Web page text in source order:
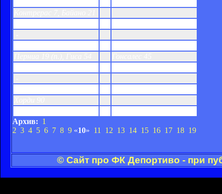
Архив: 1
2 3 4 5 6 7 8 9 «10» 11 12 13 14 15 16 17 18 19
© Сайт про ФК Депортиво - при